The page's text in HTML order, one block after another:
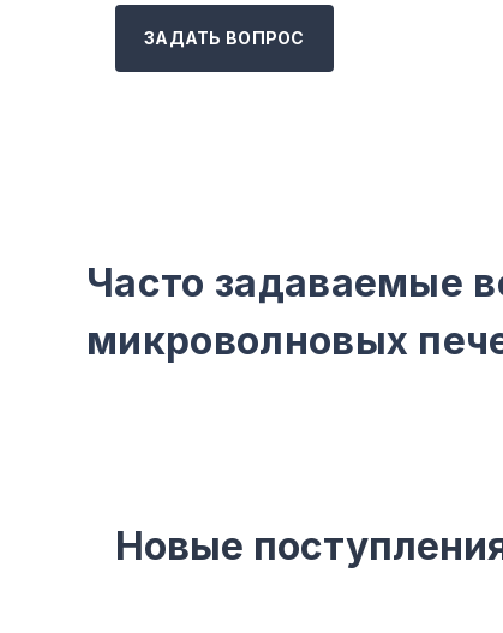
ЗАДАТЬ ВОПРОС
Часто задаваемые
микроволновых
Новые